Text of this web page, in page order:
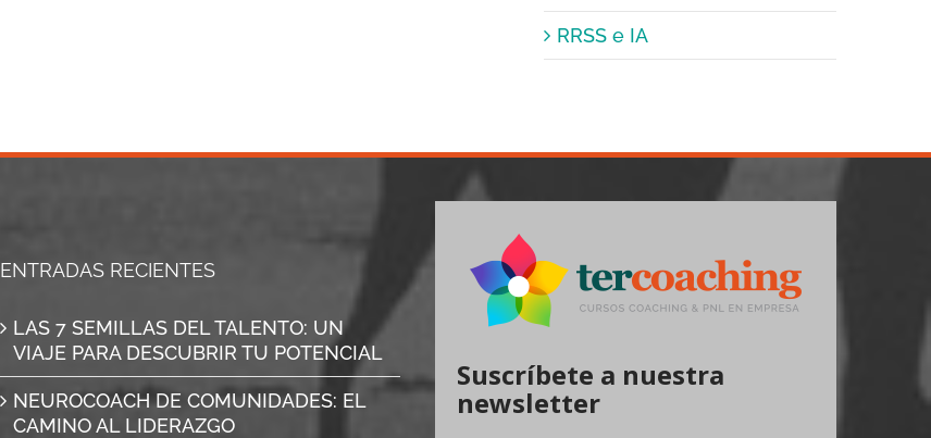
RRSS e IA
ENTRADAS RECIENTES
LAS 7 SEMILLAS DEL TALENTO: UN
VIAJE PARA DESCUBRIR TU POTENCIAL
NEUROCOACH DE COMUNIDADES: EL
CAMINO AL LIDERAZGO
Suscríbete a nuestra
newsletter